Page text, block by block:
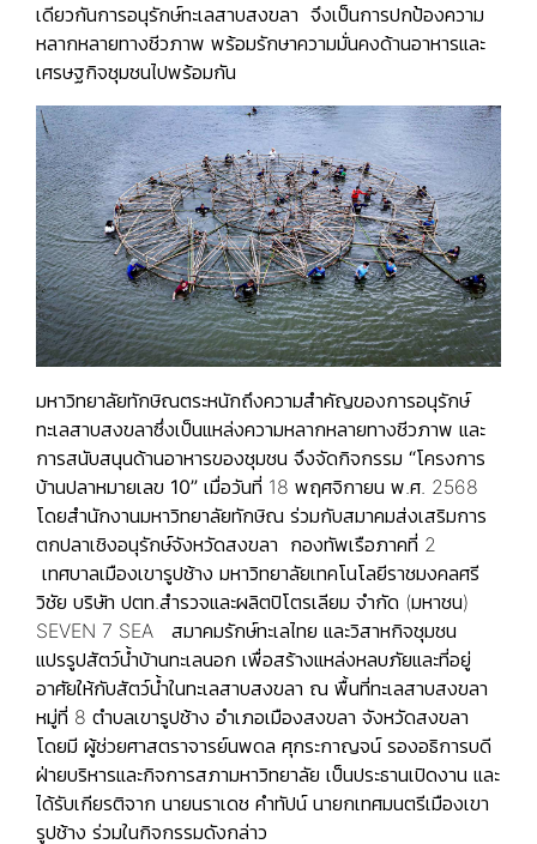
เดียวกันการอนุรักษ์ทะเลสาบสงขลา จึงเป็นการปกป้องความ
หลากหลายทางชีวภาพ พร้อมรักษาความมั่นคงด้านอาหารและ
เศรษฐกิจชุมชนไปพร้อมกัน
มหาวิทยาลัยทักษิณตระหนักถึงความสำคัญของการอนุรักษ์
ทะเลสาบสงขลาซึ่งเป็นแหล่งความหลากหลายทางชีวภาพ และ
การสนับสนุนด้านอาหารของชุมชน จึงจัดกิจกรรม “โครงการ
บ้านปลาหมายเลข 10” เมื่อวันที่ 18 พฤศจิกายน พ.ศ. 2568
โดยสำนักงานมหาวิทยาลัยทักษิณ ร่วมกับสมาคมส่งเสริมการ
ตกปลาเชิงอนุรักษ์จังหวัดสงขลา กองทัพเรือภาคที่ 2
เทศบาลเมืองเขารูปช้าง มหาวิทยาลัยเทคโนโลยีราชมงคลศรี
วิชัย บริษัท ปตท.สำรวจและผลิตปิโตรเลียม จำกัด (มหาชน)
SEVEN 7 SEA สมาคมรักษ์ทะเลไทย และวิสาหกิจชุมชน
แปรรูปสัตว์น้ำบ้านทะเลนอก เพื่อสร้างแหล่งหลบภัยและที่อยู่
อาศัยให้กับสัตว์น้ำในทะเลสาบสงขลา ณ พื้นที่ทะเลสาบสงขลา
หมู่ที่ 8 ตำบลเขารูปช้าง อำเภอเมืองสงขลา จังหวัดสงขลา
โดยมี ผู้ช่วยศาสตราจารย์นพดล ศุกระกาญจน์ รองอธิการบดี
ฝ่ายบริหารและกิจการสภามหาวิทยาลัย เป็นประธานเปิดงาน และ
ได้รับเกียรติจาก นายนราเดช คำทัปน์ นายกเทศมนตรีเมืองเขา
รูปช้าง ร่วมในกิจกรรมดังกล่าว